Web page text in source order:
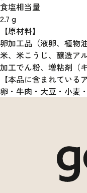
食塩相当量
2.7 g
【原材料】
卵加工品（液卵、植物
米、米こうじ、醸造ア
加工でん粉、増粘剤（
【本品に含まれている
卵・牛肉・大豆・小麦